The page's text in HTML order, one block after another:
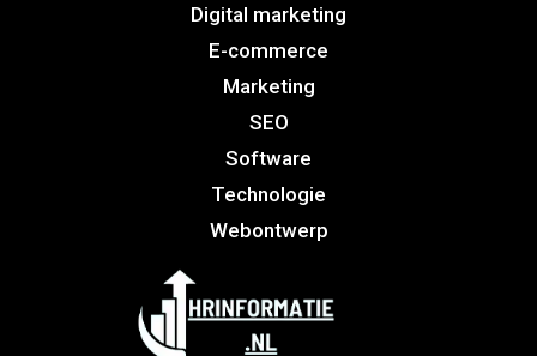
Digital marketing
E-commerce
Marketing
SEO
Software
Technologie
Webontwerp